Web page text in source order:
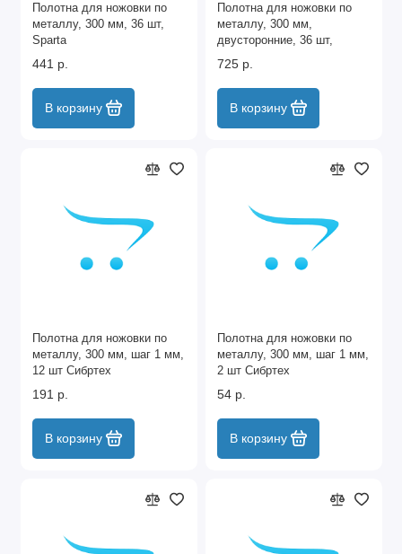
Полотна для ножовки по
металлу, 300 мм, 36 шт,
Sparta
441 р.
В корзину
Полотна для ножовки по
металлу, 300 мм,
двусторонние, 36 шт,
Sparta
725 р.
В корзину
Полотна для ножовки по
металлу, 300 мм, шаг 1 мм,
12 шт Сибртех
191 р.
В корзину
Полотна для ножовки по
металлу, 300 мм, шаг 1 мм,
2 шт Сибртех
54 р.
В корзину